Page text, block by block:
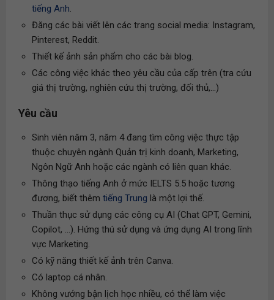
tiếng Anh.
Đăng các bài viết lên các trang social media: Instagram,
Pinterest, Reddit.
Thiết kế ảnh sản phẩm cho các bài blog.
Các công việc khác theo yêu cầu của cấp trên (tra cứu
giá thị trường, nghiên cứu thị trường, đối thủ,...)
Yêu cầu
Sinh viên năm 3, năm 4 đang tìm công việc thực tập
thuộc chuyên ngành Quản trị kinh doanh, Marketing,
Ngôn Ngữ Anh hoặc các ngành có liên quan khác.
Thông thạo tiếng Anh ở mức IELTS 5.5 hoặc tương
đương, biết thêm tiếng Trung là một lợi thế.
Thuần thục sử dụng các công cụ AI (Chat GPT, Gemini,
Copilot, ...). Hứng thú sử dụng và ứng dụng AI trong lĩnh
vực Marketing.
Có kỹ năng thiết kế ảnh trên Canva.
Có laptop cá nhân.
Không vướng bận lịch học nhiều, có thể làm việc